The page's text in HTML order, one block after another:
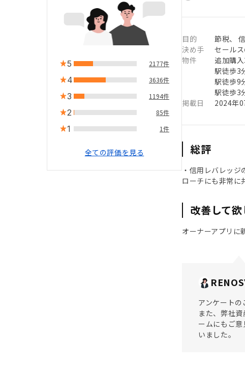
5 2177件
4 3636件
3 1194件
2 85件
1 1件
全ての評価を見る
目的
節税、
決め手
セール
物件
追加購
駅徒歩3
駅徒歩9
駅徒歩3
掲載日
2024年
総評
・信用レバレッ
ローチにも非常に
改善して
オーナーアプリに
アンケートの
また、弊社
ームにもご
いました。